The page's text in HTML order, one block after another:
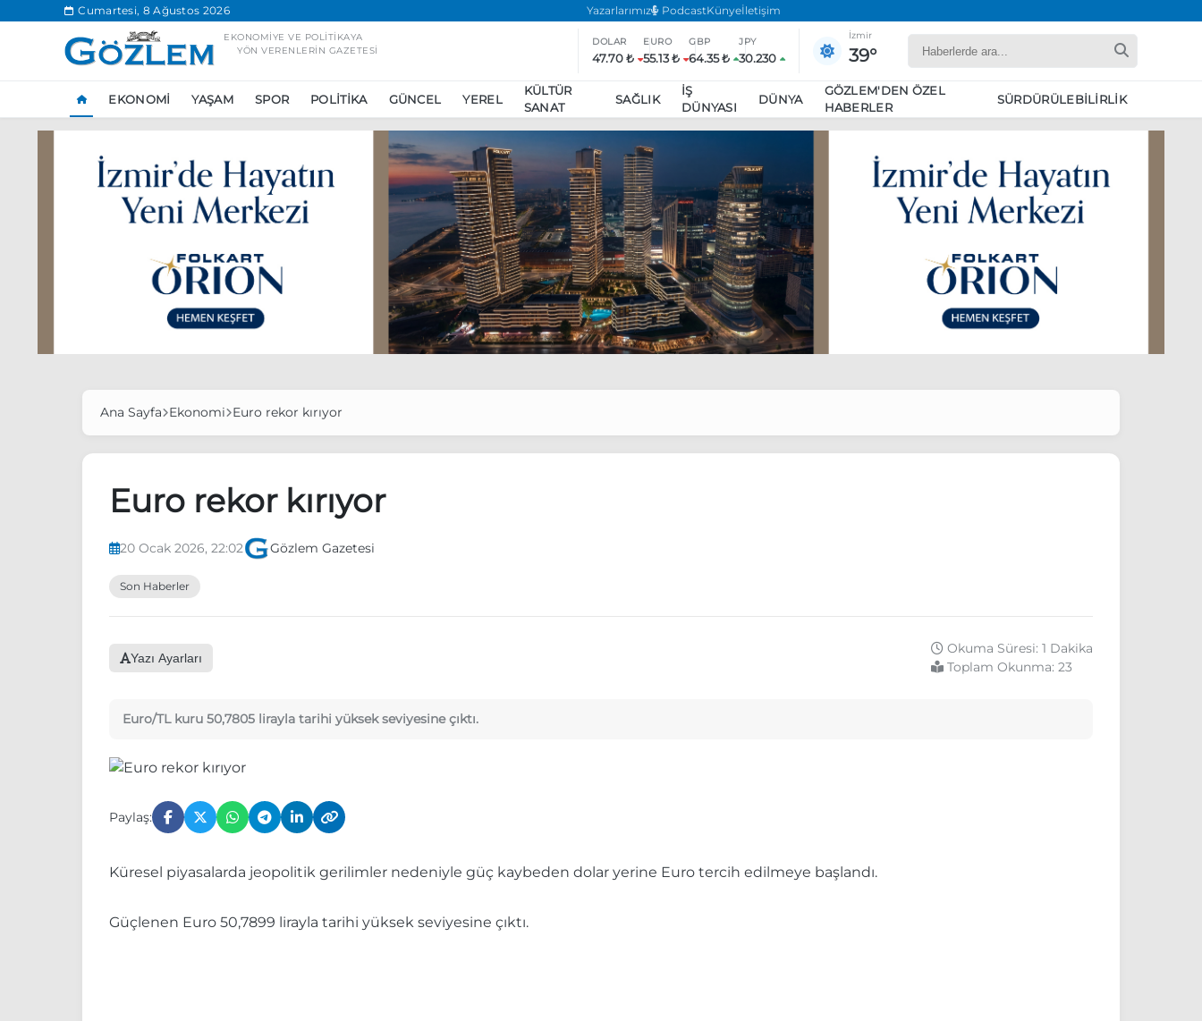
Cumartesi, 8 Ağustos 2026 Yazarlarımız PodcastKünyeİletişim
EKONOMIYE VE POLITIKAYA
YÖN VERENLERIN GAZETESI
DOLAR
47.70 ₺
EURO
55.13 ₺
GBP
64.35 ₺
JPY
30.230
İzmir
39°
EKONOMI YAŞAM SPOR POLITIKA GÜNCEL YEREL
KÜLTÜR
SANAT
SAĞLIK
İŞ
DÜNYASI
DÜNYA
GÖZLEM'DEN ÖZEL
HABERLER
SÜRDÜRÜLEBILIRLIK
Ankara’da eylem yasağı uzatıldı
Özgür Özel, Ekrem İmamoğlu’nu ziyaret edecek
Ünlü çift bir etkinliğe daha katılmama kararı aldı
Boykot
Ana Sayfa Ekonomi Euro rekor kırıyor
Euro rekor kırıyor
20 Ocak 2026, 22:02 Gözlem Gazetesi
Son Haberler
Yazı Ayarları
Okuma Süresi: 1 Dakika
Toplam Okunma: 23
Euro/TL kuru 50,7805 lirayla tarihi yüksek seviyesine çıktı.
Paylaş:
Küresel piyasalarda jeopolitik gerilimler nedeniyle güç kaybeden dolar yerine Euro tercih edilmeye başlandı.
Güçlenen Euro 50,7899 lirayla tarihi yüksek seviyesine çıktı.